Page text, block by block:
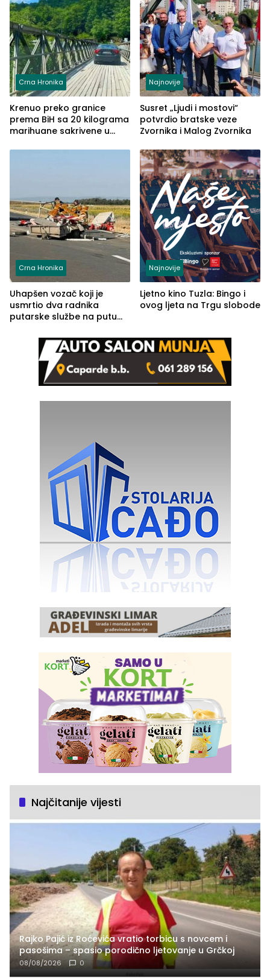
Crna Hronika
Krenuo preko granice
prema BiH sa 20 kilograma
marihuane sakrivene u
Najnovije
Susret „Ljudi i mostovi“
potvrdio bratske veze
Zvornika i Malog Zvornika
Crna Hronika
Uhapšen vozač koji je
usmrtio dva radnika
putarske službe na putu
(FOTO)
Najnovije
Ljetno kino Tuzla: Bingo i
ovog ljeta na Trgu slobode
Najčitanije vijesti
Rajko Pajić iz Roćevića vratio torbicu s novcem i
pasošima – spasio porodično ljetovanje u Grčkoj
08/08/2026 0